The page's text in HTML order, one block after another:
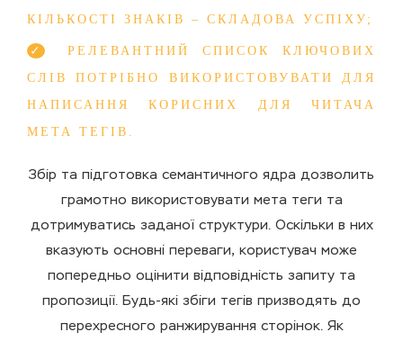
КІЛЬКОСТІ ЗНАКІВ – СКЛАДОВА УСПІХУ;
РЕЛЕВАНТНИЙ СПИСОК КЛЮЧОВИХ
СЛІВ ПОТРІБНО ВИКОРИСТОВУВАТИ ДЛЯ
НАПИСАННЯ КОРИСНИХ ДЛЯ ЧИТАЧА
МЕТА ТЕГІВ.
Збір та підготовка семантичного ядра дозволить
грамотно використовувати мета теги та
дотримуватись заданої структури. Оскільки в них
вказують основні переваги, користувач може
попередньо оцінити відповідність запиту та
пропозиції. Будь-які збіги тегів призводять до
перехресного ранжирування сторінок. Як